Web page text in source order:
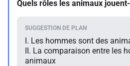
Quels rôles les animaux
I. Les hommes sont des
II. La comparaison entre les
animaux